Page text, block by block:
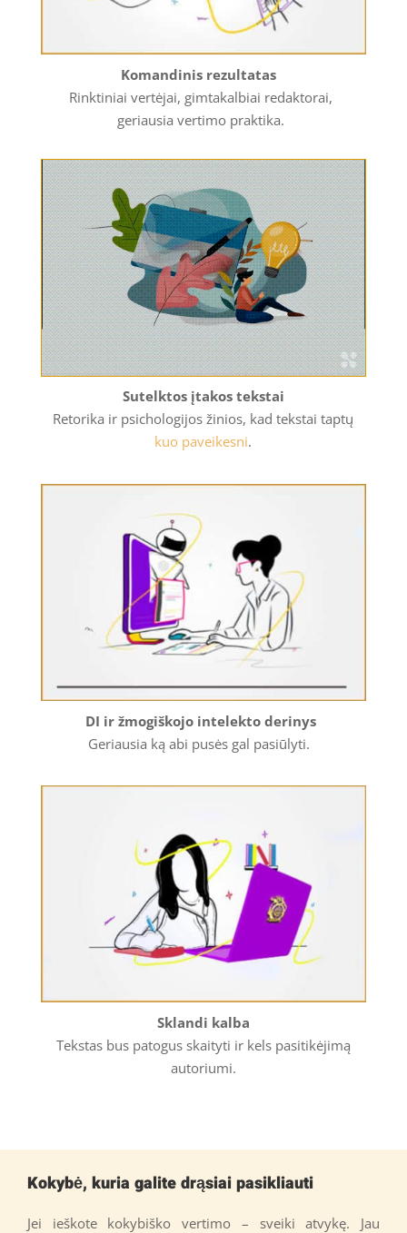
Komandinis rezultatas
Rinktiniai vertėjai, gimtakalbiai redaktorai,
geriausia vertimo praktika.
Sutelktos įtakos tekstai
Retorika ir psichologijos žinios, kad tekstai taptų
kuo paveikesni.
DI ir žmogiškojo intelekto derinys
Geriausia ką abi pusės gal pasiūlyti.
Sklandi kalba
Tekstas bus patogus skaityti ir kels pasitikėjimą
autoriumi.
Kokybė, kuria galite drąsiai pasikliauti
Jei ieškote kokybiško vertimo – sveiki atvykę. Jau